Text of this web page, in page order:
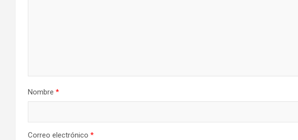
Nombre *
Correo electrónico *